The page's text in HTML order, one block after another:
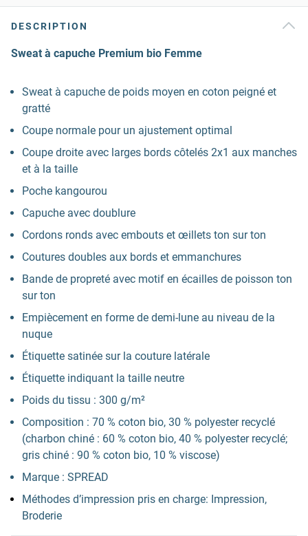
DESCRIPTION
Sweat à capuche Premium bio Femme
Sweat à capuche de poids moyen en coton peigné et
gratté
Coupe normale pour un ajustement optimal
Coupe droite avec larges bords côtelés 2x1 aux manches
et à la taille
Poche kangourou
Capuche avec doublure
Cordons ronds avec embouts et œillets ton sur ton
Coutures doubles aux bords et emmanchures
Bande de propreté avec motif en écailles de poisson ton
sur ton
Empiècement en forme de demi-lune au niveau de la
nuque
Étiquette satinée sur la couture latérale
Étiquette indiquant la taille neutre
Poids du tissu : 300 g/m²
Composition : 70 % coton bio, 30 % polyester recyclé
(charbon chiné : 60 % coton bio, 40 % polyester recyclé;
gris chiné : 90 % coton bio, 10 % viscose)
Marque : SPREAD
Méthodes d’impression pris en charge: Impression,
Broderie